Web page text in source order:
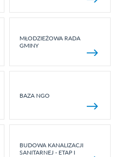
MŁODZIEŻOWA RADA
GMINY
BAZA NGO
BUDOWA KANALIZACJI
SANITARNEJ - ETAP I